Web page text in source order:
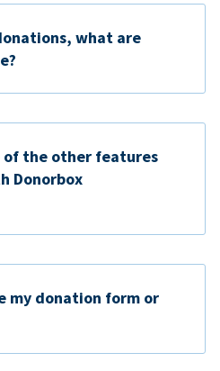
what are
of the other features
Donorbox
my donation form or